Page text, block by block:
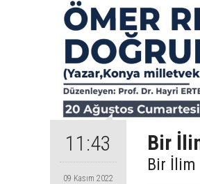
11:43
09 Kasım 2022
Bir
Bir İlim